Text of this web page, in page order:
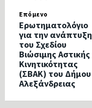
Επόμενο
Ερωτηματολόγιο
για την ανάπτυξη
του Σχεδίου
Βιώσιμης Αστικής
Κινητικότητας
(ΣΒΑΚ) του Δήμου
Αλεξάνδρειας